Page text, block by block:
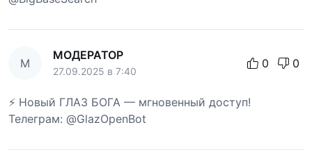
М
МОДЕРАТОР
27.09.2025 в 7:40
0 0
⚡ Новый ГЛАЗ БОГА — мгновенный доступ!
Телеграм: @GlazOpenBot